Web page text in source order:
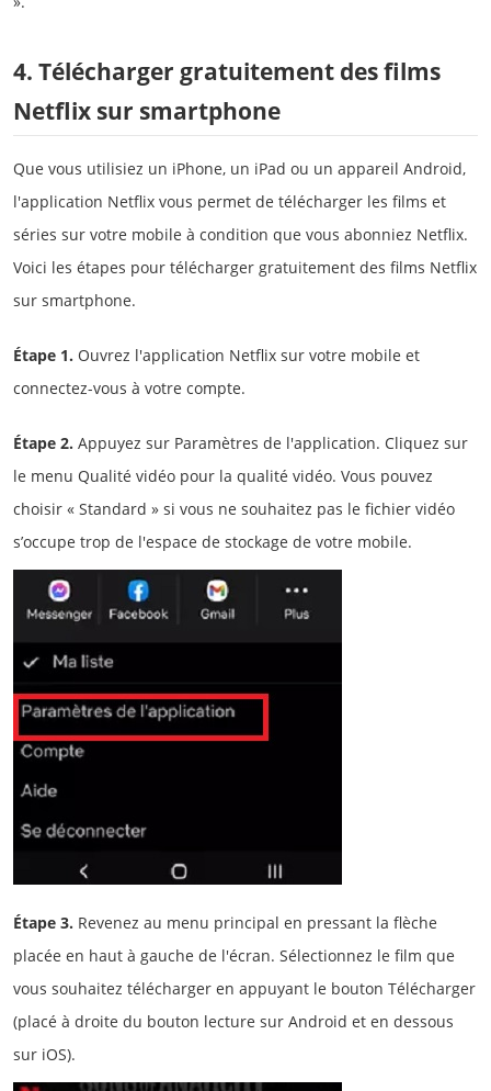
4. Télécharger gratuitement des films
Netflix sur smartphone
Que vous utilisiez un iPhone, un iPad ou un appareil Android,
l'application Netflix vous permet de télécharger les films et
séries sur votre mobile à condition que vous abonniez Netflix.
Voici les étapes pour télécharger gratuitement des films Netflix
sur smartphone.
Étape 1. Ouvrez l'application Netflix sur votre mobile et
connectez-vous à votre compte.
Étape 2. Appuyez sur Paramètres de l'application. Cliquez sur
le menu Qualité vidéo pour la qualité vidéo. Vous pouvez
choisir « Standard » si vous ne souhaitez pas le fichier vidéo
s’occupe trop de l'espace de stockage de votre mobile.
Étape 3. Revenez au menu principal en pressant la flèche
placée en haut à gauche de l'écran. Sélectionnez le film que
vous souhaitez télécharger en appuyant le bouton Télécharger
(placé à droite du bouton lecture sur Android et en dessous
sur iOS).